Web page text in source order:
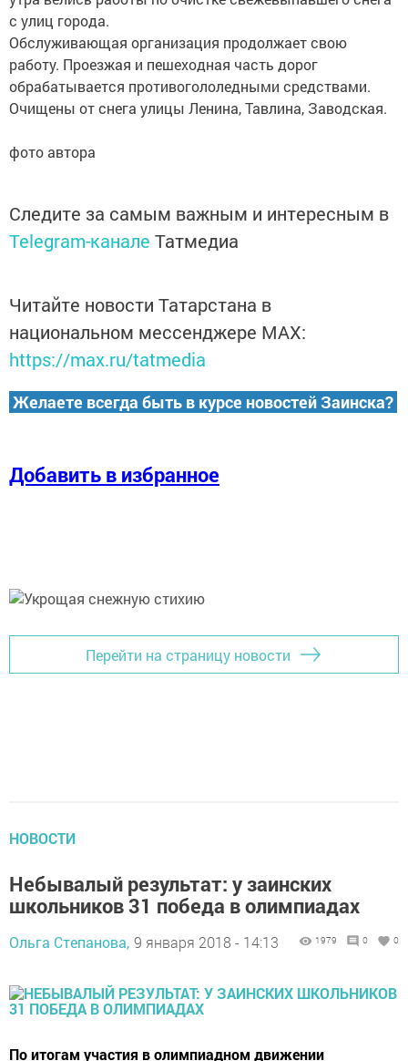
с улиц города.
Обслуживающая организация продолжает свою
работу. Проезжая и пешеходная часть дорог
обрабатывается противогололедными средствами.
Очищены от снега улицы Ленина, Тавлина, Заводская.
фото автора
Следите за самым важным и интересным в
Telegram-канале Татмедиа
Читайте новости Татарстана в
национальном мессенджере MАХ:
https://max.ru/tatmedia
Желаете всегда быть в курсе новостей Заинска?
Добавить в избранное
Перейти на страницу новости
НОВОСТИ
Небывалый результат: у заинских
школьников 31 победа в олимпиадах
Ольга Степанова, 9 января 2018 - 14:13 1979 0 0
По итогам участия в олимпиадном движении